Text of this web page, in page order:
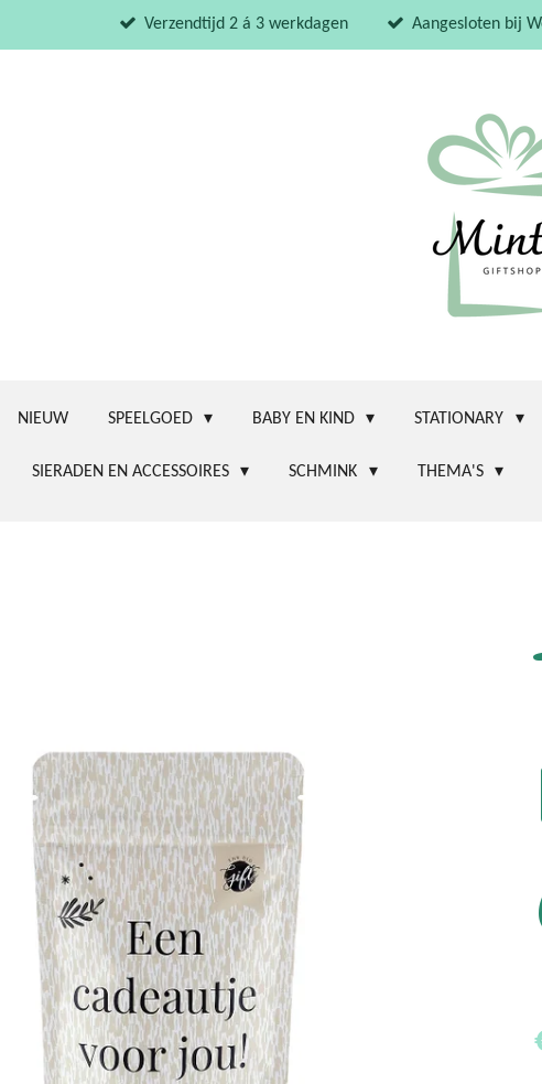
Verzendtijd 2 á 3 werkdagen Aangesloten bij
NIEUW SPEELGOED BABY EN KIND STATIONARY
SIERADEN EN ACCESSOIRES SCHMINK THEMA'S